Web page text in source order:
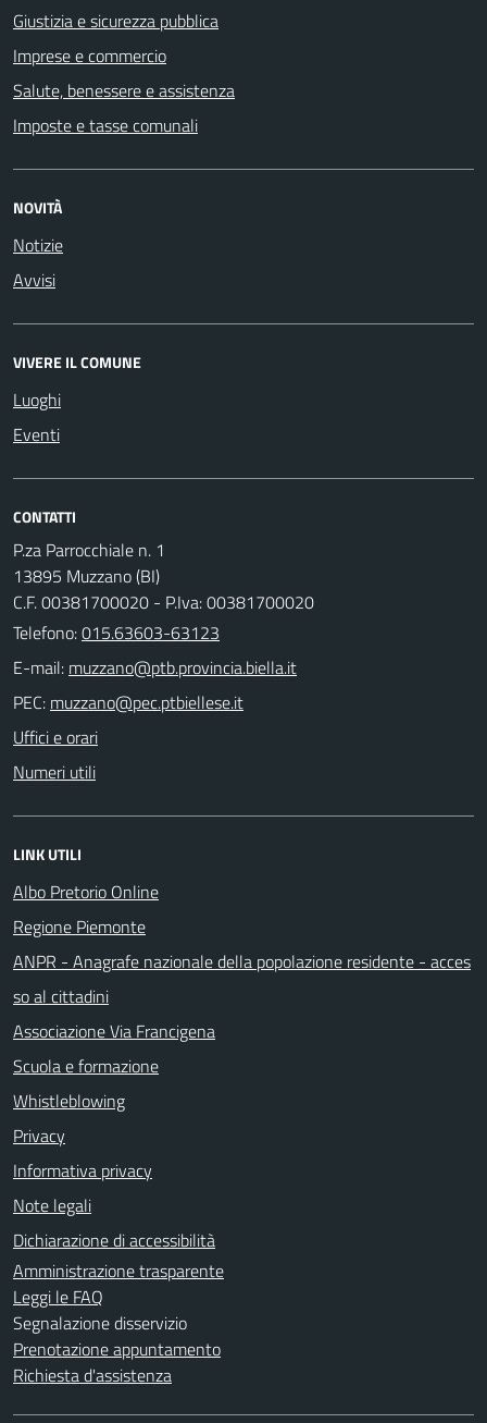
Giustizia e sicurezza pubblica
Imprese e commercio
Salute, benessere e assistenza
Imposte e tasse comunali
NOVITÀ
Notizie
Avvisi
VIVERE IL COMUNE
Luoghi
Eventi
CONTATTI
P.za Parrocchiale n. 1
13895 Muzzano (BI)
C.F. 00381700020 - P.Iva: 00381700020
Telefono:015.63603-63123
E-mail:
PEC:
Uffici e orari
Numeri utili
LINK UTILI
Albo Pretorio Online
Regione Piemonte
ANPR - Anagrafe nazionale della popolazione residente - acces
so al cittadini
Associazione Via Francigena
Scuola e formazione
Whistleblowing
Privacy
Informativa privacy
Note legali
Dichiarazione di accessibilità
Amministrazione trasparente
Leggi le FAQ
Segnalazione disservizio
Prenotazione appuntamento
Richiesta d'assistenza